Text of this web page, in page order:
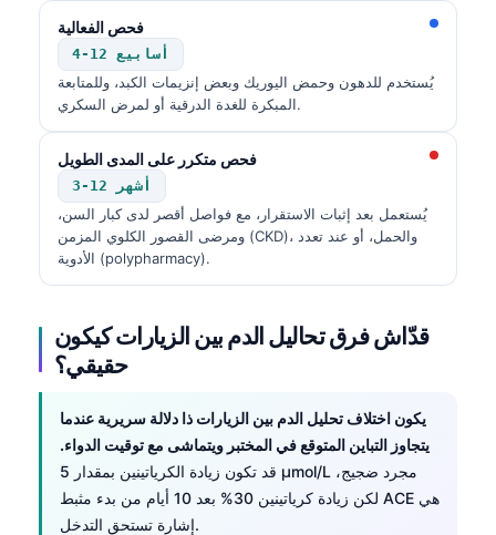
فحص الفعالية
4-12 أسابيع
يُستخدم للدهون وحمض اليوريك وبعض إنزيمات الكبد، وللمتابعة
المبكرة للغدة الدرقية أو لمرض السكري.
فحص متكرر على المدى الطويل
3-12 أشهر
يُستعمل بعد إثبات الاستقرار، مع فواصل أقصر لدى كبار السن،
ومرضى القصور الكلوي المزمن (CKD)، والحمل، أو عند تعدد
الأدوية (polypharmacy).
قدّاش فرق تحاليل الدم بين الزيارات كيكون
حقيقي؟
يكون اختلاف تحليل الدم بين الزيارات ذا دلالة سريرية عندما
يتجاوز التباين المتوقع في المختبر ويتماشى مع توقيت الدواء.
قد تكون زيادة الكرياتينين بمقدار 5 µmol/L مجرد ضجيج،
لكن زيادة كرياتينين 30% بعد 10 أيام من بدء مثبط ACE هي
إشارة تستحق التدخل.